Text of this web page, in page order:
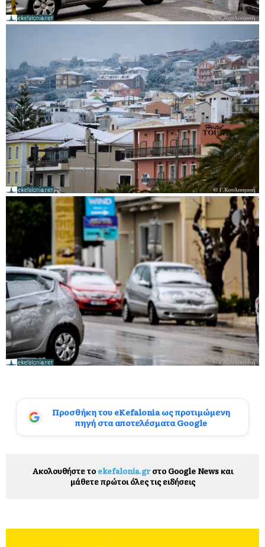
Προσθήκη του eKefalonia ως προτιμώμενη
πηγή στα αποτελέσματα Google
Ακολουθήστε το ekefalonia.grστο Google News και
μάθετε πρώτοι όλες τις ειδήσεις